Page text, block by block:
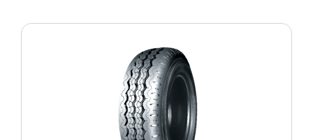
122/118M +CH A
AIR + FLAP